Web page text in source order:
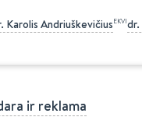
Karolis AndriuškevičiusEKVIdr.
ir reklama